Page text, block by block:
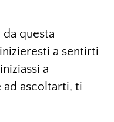
questa
a sentirti
a
ad ascoltarti, ti